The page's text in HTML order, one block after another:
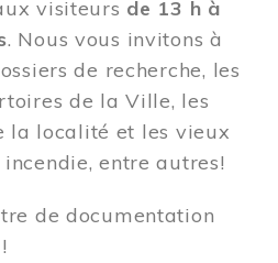
visiteurs de 13 h à
. Nous vous invitons à
de recherche, les
de la Ville, les
la localité et les vieux
incendie, entre autres!
de documentation
!